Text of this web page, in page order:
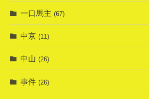
一口馬主 (67)
中京 (11)
中山 (26)
事件 (26)